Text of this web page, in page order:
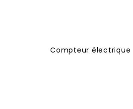
Compteur électrique